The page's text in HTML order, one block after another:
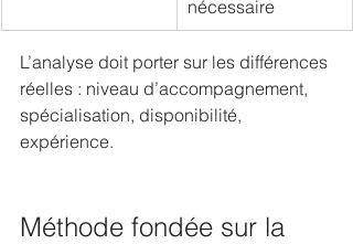
nécessaire
L’analyse doit porter sur les différences
réelles : niveau d’accompagnement,
spécialisation, disponibilité,
expérience.
Méthode fondée sur la